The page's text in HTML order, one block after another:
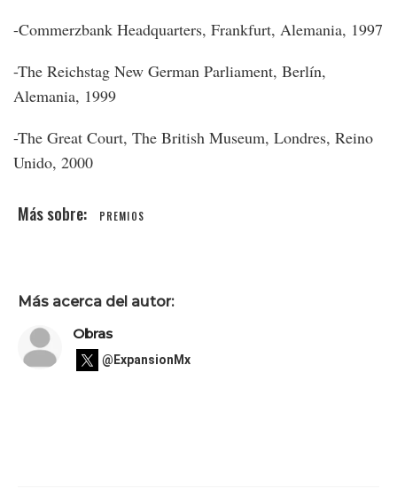
-Commerzbank Headquarters, Frankfurt, Alemania, 1997
-The Reichstag New German Parliament, Berlín,
Alemania, 1999
-The Great Court, The British Museum, Londres, Reino
Unido, 2000
PREMIOS
Más acerca del autor:
Obras
@ExpansionMx